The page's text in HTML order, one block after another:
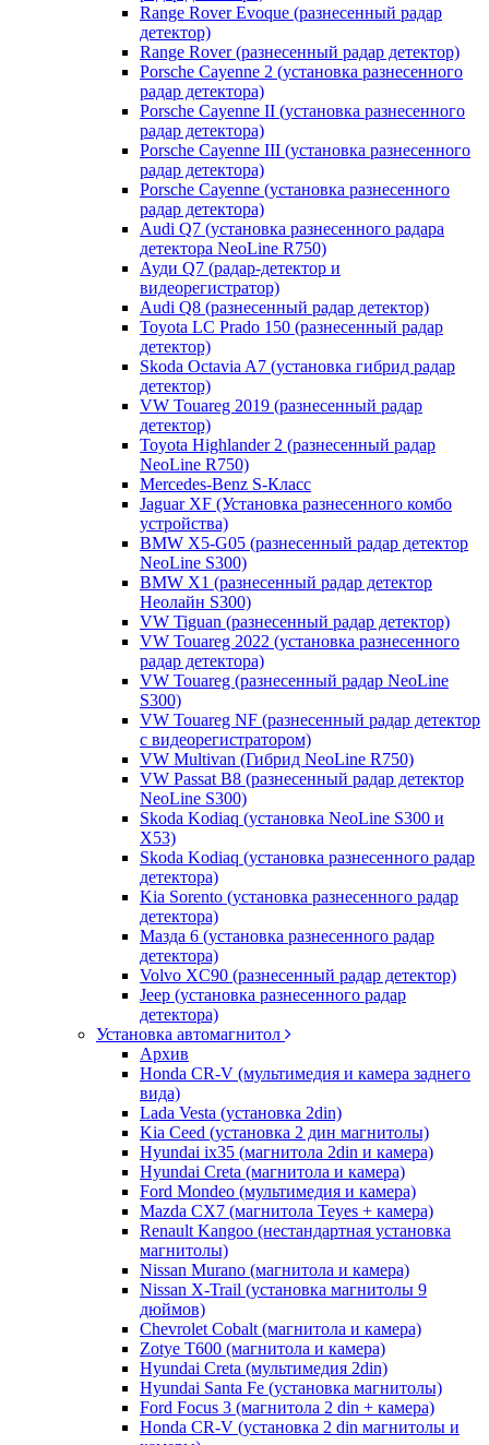
Range Rover Evoque (разнесенный радар
детектор)
Range Rover (разнесенный радар детектор)
Porsche Cayenne 2 (установка разнесенного
радар детектора)
Porsche Cayenne II (установка разнесенного
радар детектора)
Porsche Cayenne III (установка разнесенного
радар детектора)
Porsche Cayenne (установка разнесенного
радар детектора)
Audi Q7 (установка разнесенного радара
детектора NeoLine R750)
Ауди Q7 (радар-детектор и
видеорегистратор)
Audi Q8 (разнесенный радар детектор)
Toyota LC Prado 150 (разнесенный радар
детектор)
Skoda Octavia A7 (установка гибрид радар
детектор)
VW Touareg 2019 (разнесенный радар
детектор)
Toyota Highlander 2 (разнесенный радар
NeoLine R750)
Mercedes-Benz S-Класс
Jaguar XF (Установка разнесенного комбо
устройства)
BMW X5-G05 (разнесенный радар детектор
NeoLine S300)
BMW X1 (разнесенный радар детектор
Неолайн S300)
VW Tiguan (разнесенный радар детектор)
VW Touareg 2022 (установка разнесенного
радар детектора)
VW Touareg (разнесенный радар NeoLine
S300)
VW Touareg NF (разнесенный радар детектор
с видеорегистратором)
VW Multivan (Гибрид NeoLine R750)
VW Passat B8 (разнесенный радар детектор
NeoLine S300)
Skoda Kodiaq (установка NeoLine S300 и
X53)
Skoda Kodiaq (установка разнесенного радар
детектора)
Kia Sorento (установка разнесенного радар
детектора)
Мазда 6 (установка разнесенного радар
детектора)
Volvo XC90 (разнесенный радар детектор)
Jeep (установка разнесенного радар
детектора)
Установка автомагнитол
Архив
Honda CR-V (мультимедия и камера заднего
вида)
Lada Vesta (установка 2din)
Kia Ceed (установка 2 дин магнитолы)
Hyundai ix35 (магнитола 2din и камера)
Hyundai Creta (магнитола и камера)
Ford Mondeo (мультимедия и камера)
Mazda CX7 (магнитола Teyes + камера)
Renault Kangoo (нестандартная установка
магнитолы)
Nissan Murano (магнитола и камера)
Nissan X-Trail (установка магнитолы 9
дюймов)
Chevrolet Cobalt (магнитола и камера)
Zotye T600 (магнитола и камера)
Hyundai Creta (мультимедия 2din)
Hyundai Santa Fe (установка магнитолы)
Ford Focus 3 (магнитола 2 din + камера)
Honda CR-V (установка 2 din магнитолы и